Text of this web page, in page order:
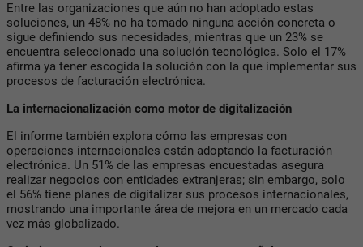
Entre las organizaciones que aún no han adoptado estas
soluciones, un 48% no ha tomado ninguna acción concreta o
sigue definiendo sus necesidades, mientras que un 23% se
encuentra seleccionado una solución tecnológica. Solo el 17%
afirma ya tener escogida la solución con la que implementar sus
procesos de facturación electrónica.
La internacionalización como motor de digitalización
El informe también explora cómo las empresas con
operaciones internacionales están adoptando la facturación
electrónica. Un 51% de las empresas encuestadas asegura
realizar negocios con entidades extranjeras; sin embargo, solo
el 56% tiene planes de digitalizar sus procesos internacionales,
mostrando una importante área de mejora en un mercado cada
vez más globalizado.